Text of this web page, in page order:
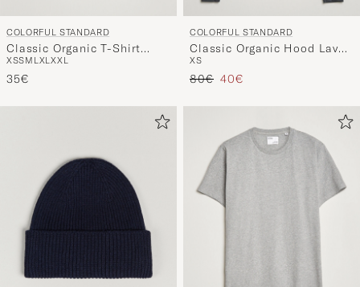
COLORFUL STANDARD
Classic Organic T-Shirt
Ivory White
XSSM LXLXXL
35€
COLORFUL STANDARD
Classic Organic Hood Lava
Grey
XS
Prix ordinaire
80€ Prix réduit
40€